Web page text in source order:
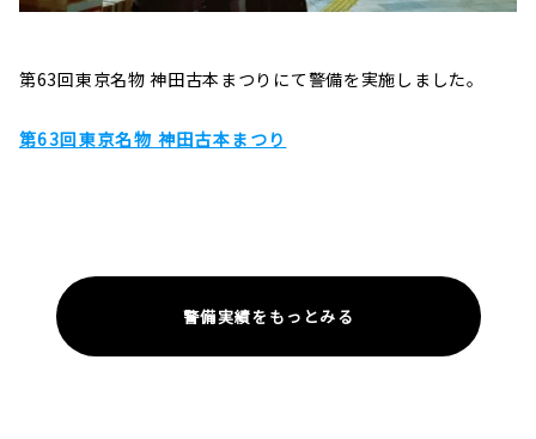
第63回東京名物 神田古本まつりにて警備を実施しました。
第63回東京名物 神田古本まつり
警備実績をもっとみる